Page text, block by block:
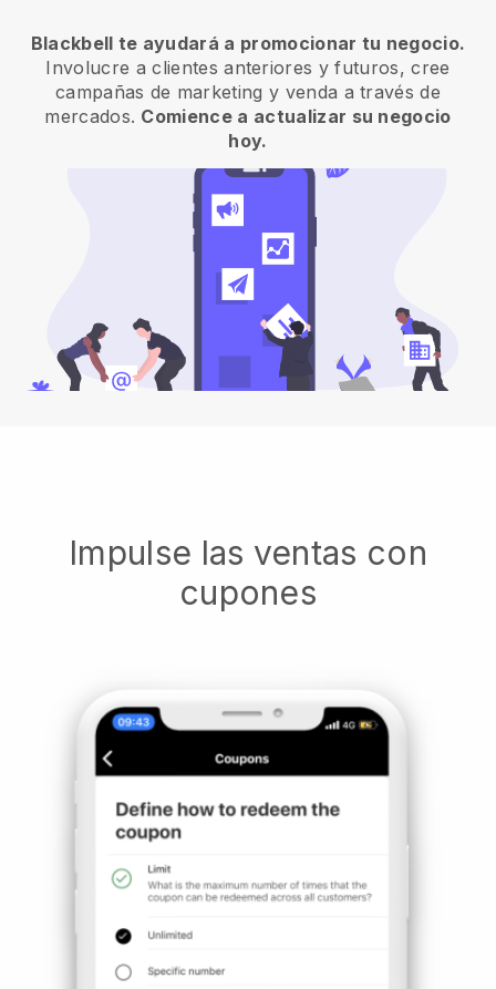
Blackbell te ayudará a promocionar tu negocio.
Involucre a clientes anteriores y futuros, cree
campañas de marketing y venda a través de
mercados. Comience a actualizar su negocio
hoy.
Impulse las ventas con
cupones